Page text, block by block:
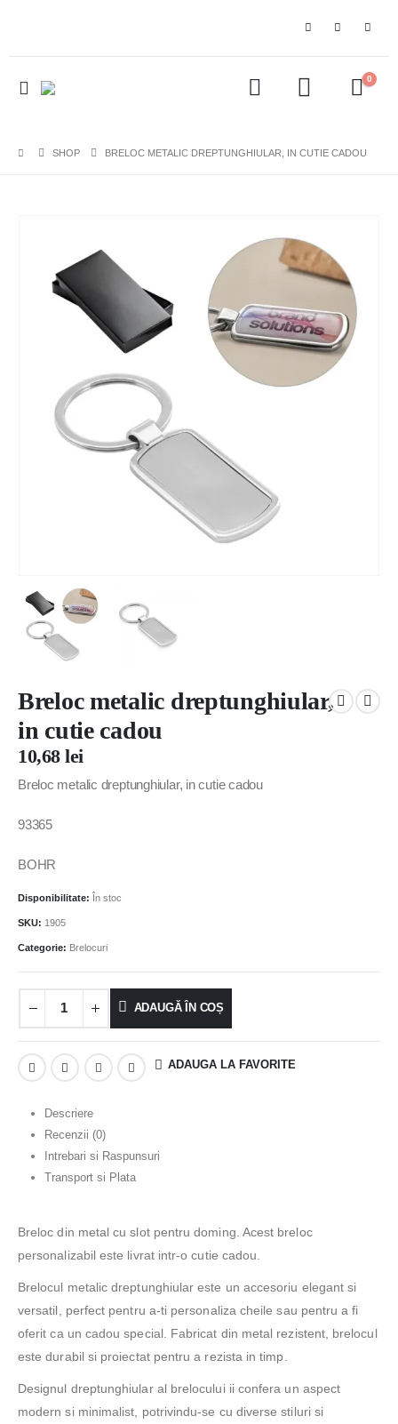
0
SHOP BRELOC METALIC DREPTUNGHIULAR, IN CUTIE CADOU
Breloc metalic dreptunghiular,
in cutie cadou
10,68lei
Breloc metalic dreptunghiular, in cutie cadou
93365
BOHR
Disponibilitate: În stoc
SKU: 1905
Categorie: Brelocuri
ADAUGĂ ÎN COȘ
ADAUGA LA FAVORITE
Descriere
Recenzii (0)
Intrebari si Raspunsuri
Transport si Plata
Breloc din metal cu slot pentru doming. Acest breloc
personalizabil este livrat intr-o cutie cadou.
Brelocul metalic dreptunghiular este un accesoriu elegant si
versatil, perfect pentru a-ti personaliza cheile sau pentru a fi
oferit ca un cadou special. Fabricat din metal rezistent, brelocul
este durabil si proiectat pentru a rezista in timp.
Designul dreptunghiular al brelocului ii confera un aspect
modern si minimalist, potrivindu-se cu diverse stiluri si